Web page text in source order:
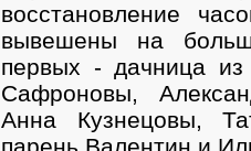
восстановление
вывешены на
первых - дачница
Сафроновы,
Анна Кузнецовы,
парень Валентин и